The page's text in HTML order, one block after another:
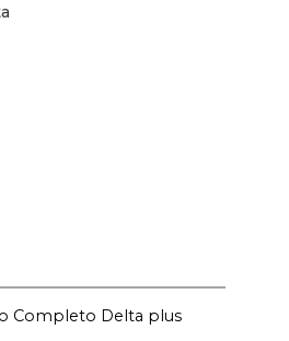
Completo Delta plus